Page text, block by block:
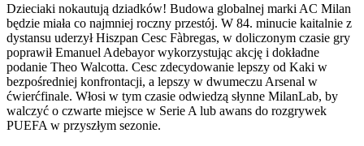
Dzieciaki nokautują dziadków! Budowa globalnej marki AC Milan
będzie miała co najmniej roczny przestój. W 84. minucie kaitalnie z
dystansu uderzył Hiszpan Cesc Fàbregas, w doliczonym czasie gry
poprawił Emanuel Adebayor wykorzystując akcję i dokładne
podanie Theo Walcotta. Cesc zdecydowanie lepszy od Kaki w
bezpośredniej konfrontacji, a lepszy w dwumeczu Arsenal w
ćwierćfinale. Włosi w tym czasie odwiedzą słynne MilanLab, by
walczyć o czwarte miejsce w Serie A lub awans do rozgrywek
PUEFA w przyszłym sezonie.